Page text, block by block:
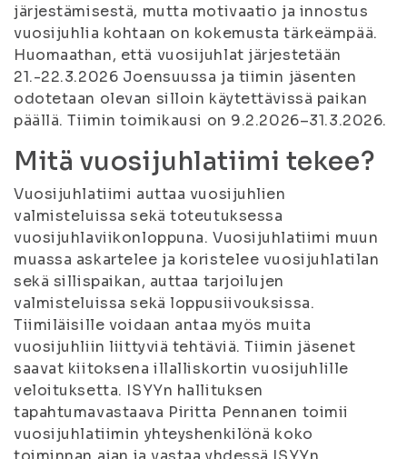
järjestämisestä, mutta motivaatio ja innostus
vuosijuhlia kohtaan on kokemusta tärkeämpää.
Huomaathan, että vuosijuhlat järjestetään
21.-22.3.2026 Joensuussa ja tiimin jäsenten
odotetaan olevan silloin käytettävissä paikan
päällä. Tiimin toimikausi on 9.2.2026–31.3.2026.
Mitä vuosijuhlatiimi tekee?
Vuosijuhlatiimi auttaa vuosijuhlien
valmisteluissa sekä toteutuksessa
vuosijuhlaviikonloppuna. Vuosijuhlatiimi muun
muassa askartelee ja koristelee vuosijuhlatilan
sekä sillispaikan, auttaa tarjoilujen
valmisteluissa sekä loppusiivouksissa.
Tiimiläisille voidaan antaa myös muita
vuosijuhliin liittyviä tehtäviä. Tiimin jäsenet
saavat kiitoksena illalliskortin vuosijuhlille
veloituksetta. ISYYn hallituksen
tapahtumavastaava Piritta Pennanen toimii
vuosijuhlatiimin yhteyshenkilönä koko